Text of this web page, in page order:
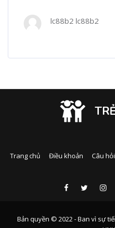
lc88b2 lc88b2
Trang chủ Điều khoản Câu
Bản quyền © 2022 - Ban vì sự